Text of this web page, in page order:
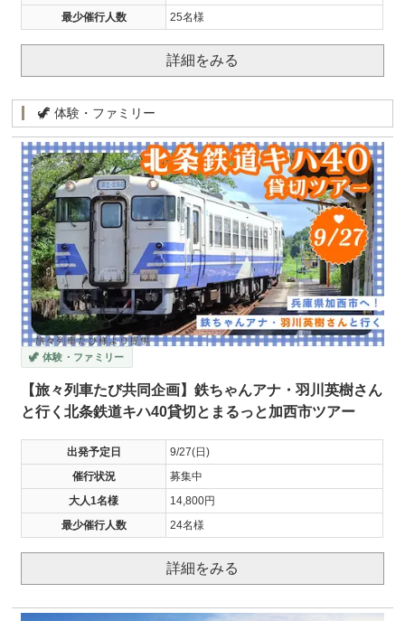
最少催行人数
25名様
詳細をみる
🦖 体験・ファミリー
🦖 体験・ファミリー
【旅々列車たび共同企画】鉄ちゃんアナ・羽川英樹さん
と行く北条鉄道キハ40貸切とまるっと加西市ツアー
出発予定日
9/27(日)
催行状況
募集中
大人1名様
14,800円
最少催行人数
24名様
詳細をみる